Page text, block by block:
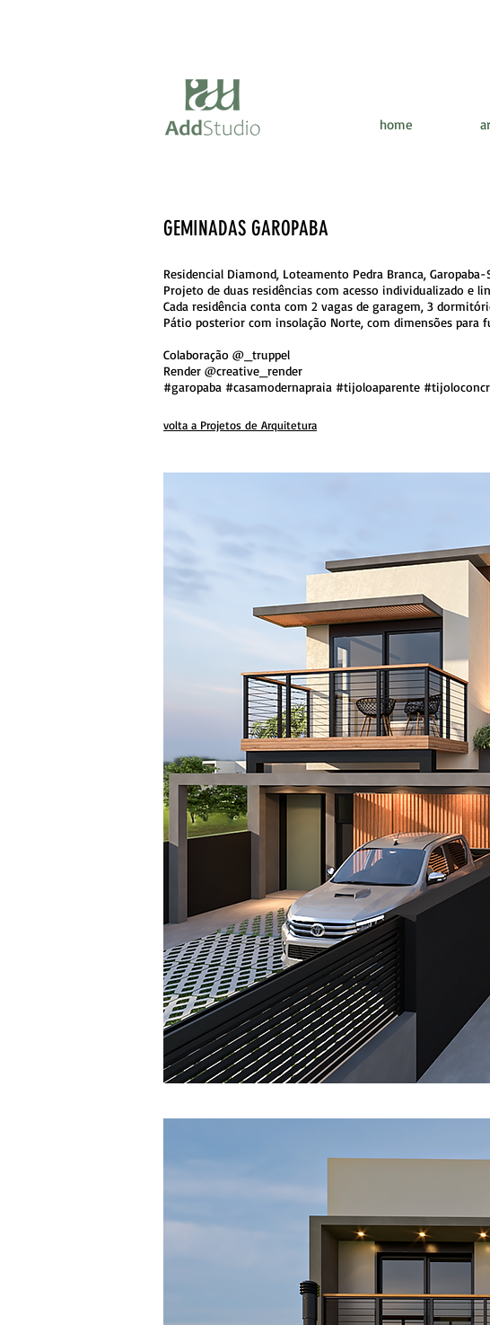
home
GEMINADAS GAROPABA
Residencial Diamond, Loteamento Pedra Branca, Garopaba-
Projeto de duas residências com acesso individualizado e
Cada residência conta com 2 vagas de garagem, 3
Pátio posterior com insolação Norte, com dimensões para
Colaboração @_truppel
Render @creative_render
#garopaba #casamodernapraia #tijoloaparente
volta a Projetos de Arquitetura